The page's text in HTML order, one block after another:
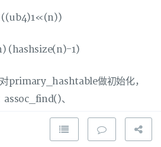
((ub4)1«(n))
(hashsize(n)-1)
primary_hashtable做初始化，
assoc_find()、
、
，对应于item的读写操